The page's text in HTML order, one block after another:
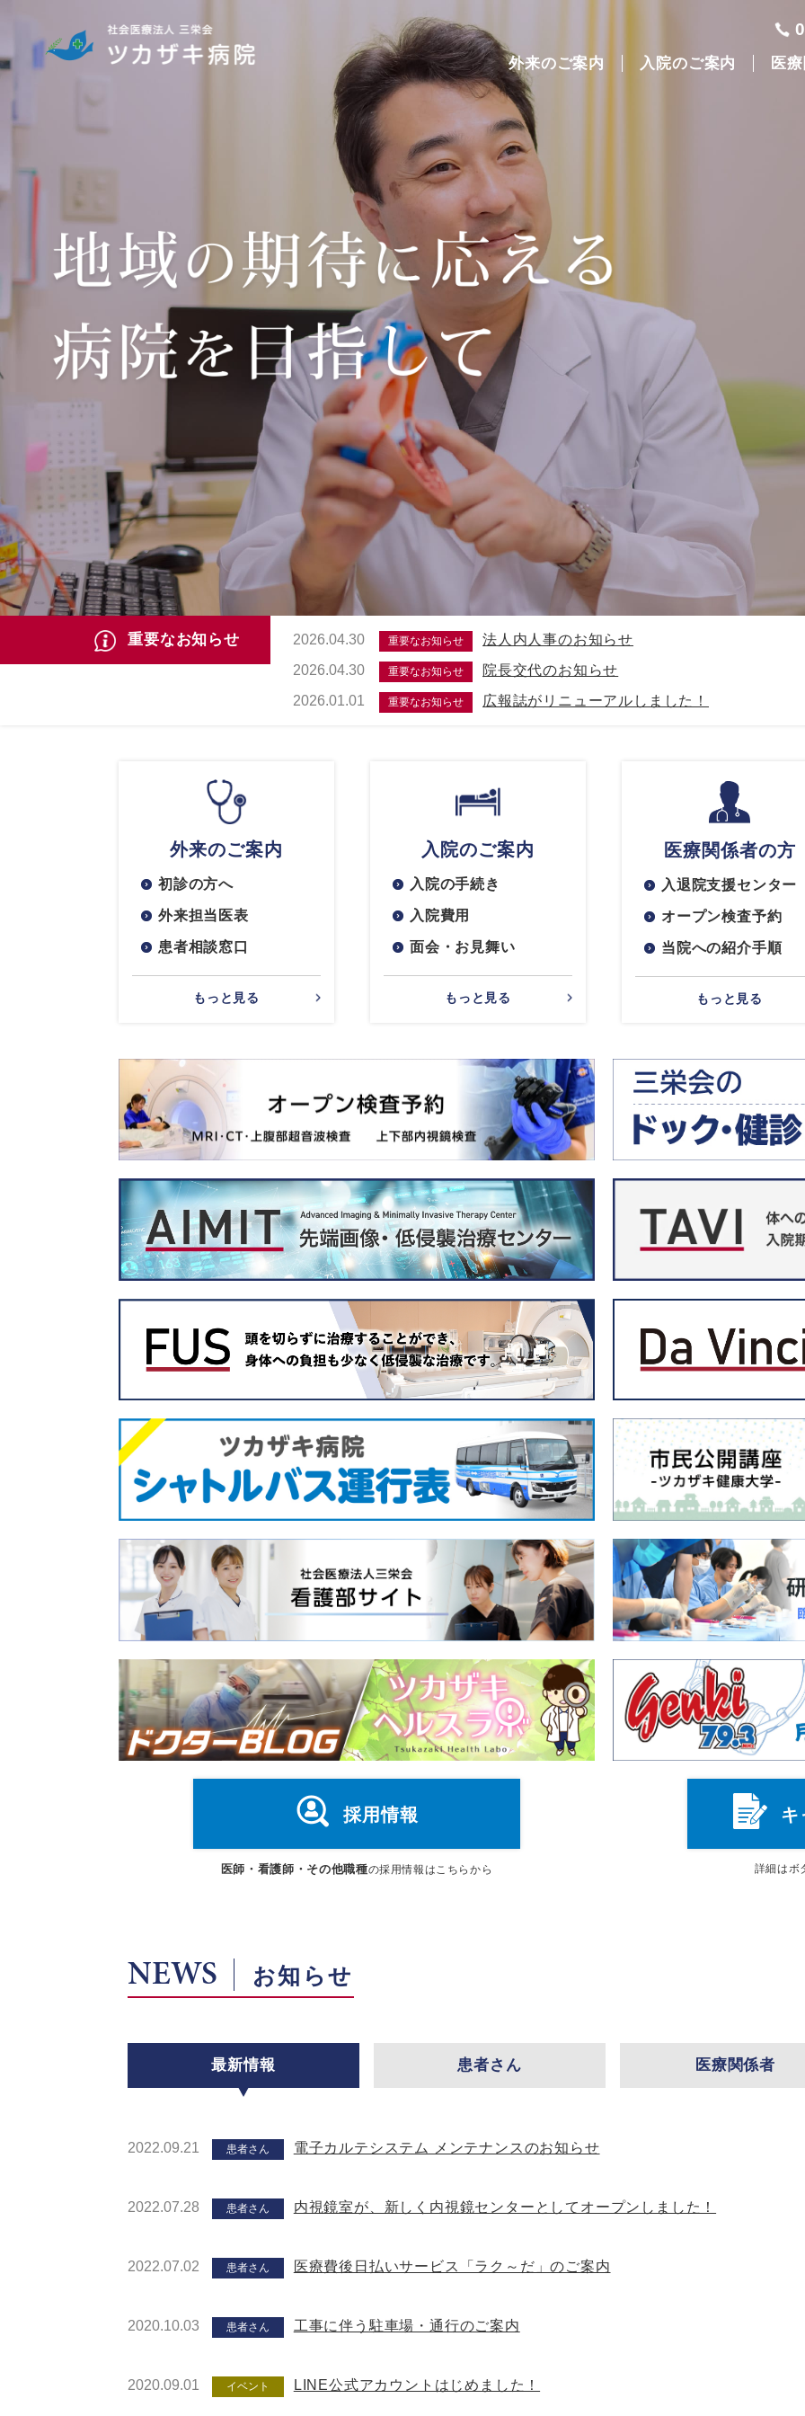
外来のご案内 入院のご案内 医
重要なお知らせ 2026.04.30 重要なお知らせ
法人内人事のお知らせ
2026.04.30
重要なお知らせ
院長交代のお知らせ
2026.01.01
重要なお知らせ 広報誌がリニューアルしました！
外来のご案内
初診の方へ
外来担当医表
患者相談窓口
もっと見る
入院のご案内
入院の手続き
入院費用
面会・お見舞い
もっと見る
医療関係者の方
入退院支援センター
オープン検査予約
当院への紹介手順
もっと見る
採用情報
医師・看護師・その他職種の採用情報はこちらから
キ
詳細はボ
NEWS お知らせ
最新情報 患者さん 医療関係者
2022.09.21 患者さん 電子カルテシステム メンテナンスのお知らせ
2022.07.28 患者さん 内視鏡室が、新しく内視鏡センターとしてオープンしました！
2022.07.02 患者さん 医療費後日払いサービス「ラク～だ」のご案内
2020.10.03 患者さん 工事に伴う駐車場・通行のご案内
2020.09.01 イベント LINE公式アカウントはじめました！